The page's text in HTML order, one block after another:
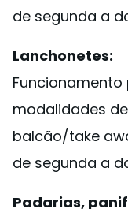
de segunda a
Lanchonetes:
modalidades
balcão/take
de segunda a
Padarias,